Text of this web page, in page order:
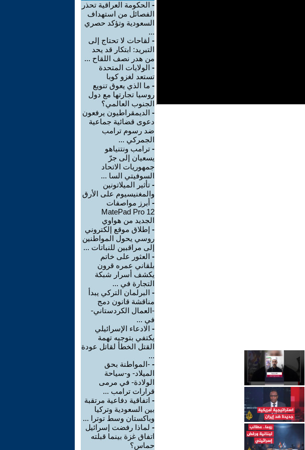
- الحكومة العراقية تحذر
الفصائل من استهداف
السعودية وتؤكد حصري
...
- لقاحات لا تحتاج إلى
التبريد: ابتكار قد يحد
من هدر نصف اللقاح ...
- الولايات المتحدة
تستعد لغزو كوبا
- ما الذي يعوق تنويع
روسيا تجارتها مع دول
الجنوب العالمي؟
- الديمقراطيون يرفعون
دعوى قضائية جماعية
ضد رسوم ترامب
الجمركي ...
- ترامب ونتنياهو
يسعيان إلى جرّ
جمهوريات الاتحاد
السوفيتي السا ...
- تأثير الميلاتونين
والمغنيسيوم على الأرق
- أبرز مواصفات
MatePad Pro 12
الجديد من هواوي
- إطلاق موقع إلكتروني
روسي يحول المواطنين
إلى مراقبين للنباتات ...
- العثور على خاتم
بلقاني عمره قرون
يكشف أسرار شبكة
التجارة في ...
- البرلمان التركي يبدأ
مناقشة قانون دمج
-العمال الكردستاني-
في ...
- الادعاء الإسرائيلي
يكتفي بتوجيه تهمة
القتل الخطأ لقاتل عودة
...
- -المواطنة بحق
الميلاد- و-سياحة
الولادة- في مرمى
قرارات ترامب ...
- اتفاقية دفاعية مرتقبة
بين السعودية وتركيا
وباكستان وسط توترا ...
- لماذا رفضت إسرائيل
اتفاق غزة بينما قبلته
حماس؟